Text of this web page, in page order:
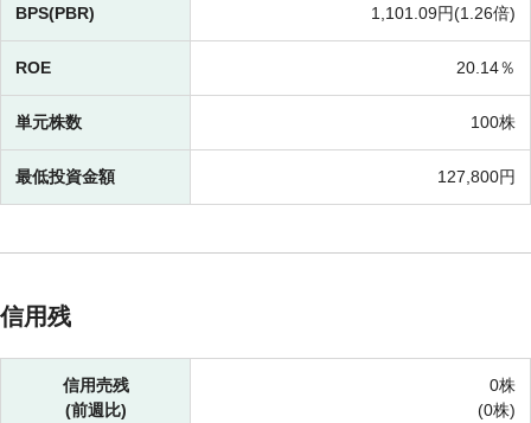
BPS(PBR) 1,101.09円(1.26倍)
ROE 20.14％
単元株数 100株
最低投資金額 127,800円
信用残
信用売残
(前週比)
0株
(0株)